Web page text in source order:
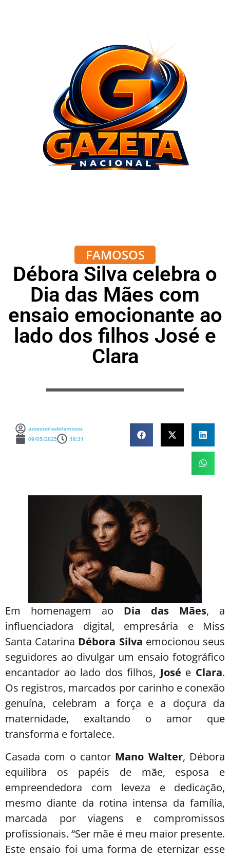
FAMOSOS
Débora Silva celebra o
Dia das Mães com
ensaio emocionante ao
lado dos filhos José e
Clara
assessoriadefamosos
09/05/2025
18:31
Em homenagem ao Dia das Mães, a
influenciadora digital, empresária e Miss
Santa Catarina Débora Silva emocionou seus
seguidores ao divulgar um ensaio fotográfico
encantador ao lado dos filhos, José e Clara.
Os registros, marcados por carinho e conexão
genuína, celebram a força e a doçura da
maternidade, exaltando o amor que
transforma e fortalece.
Casada com o cantor Mano Walter, Débora
equilibra os papéis de mãe, esposa e
empreendedora com leveza e dedicação,
mesmo diante da rotina intensa da família,
marcada por viagens e compromissos
profissionais. “Ser mãe é meu maior presente.
Este ensaio foi uma forma de eternizar esse